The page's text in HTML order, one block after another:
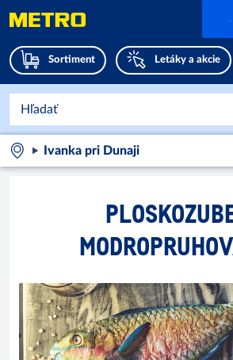
Sortiment Letáky a akcie
Ivanka pri Dunaji